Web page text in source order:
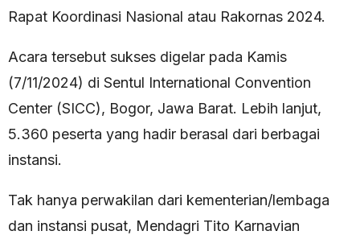
Rapat Koordinasi Nasional atau Rakornas 2024.
Acara tersebut sukses digelar pada Kamis
(7/11/2024) di Sentul International Convention
Center (SICC), Bogor, Jawa Barat. Lebih lanjut,
5.360 peserta yang hadir berasal dari berbagai
instansi.
Tak hanya perwakilan dari kementerian/lembaga
dan instansi pusat, Mendagri Tito Karnavian